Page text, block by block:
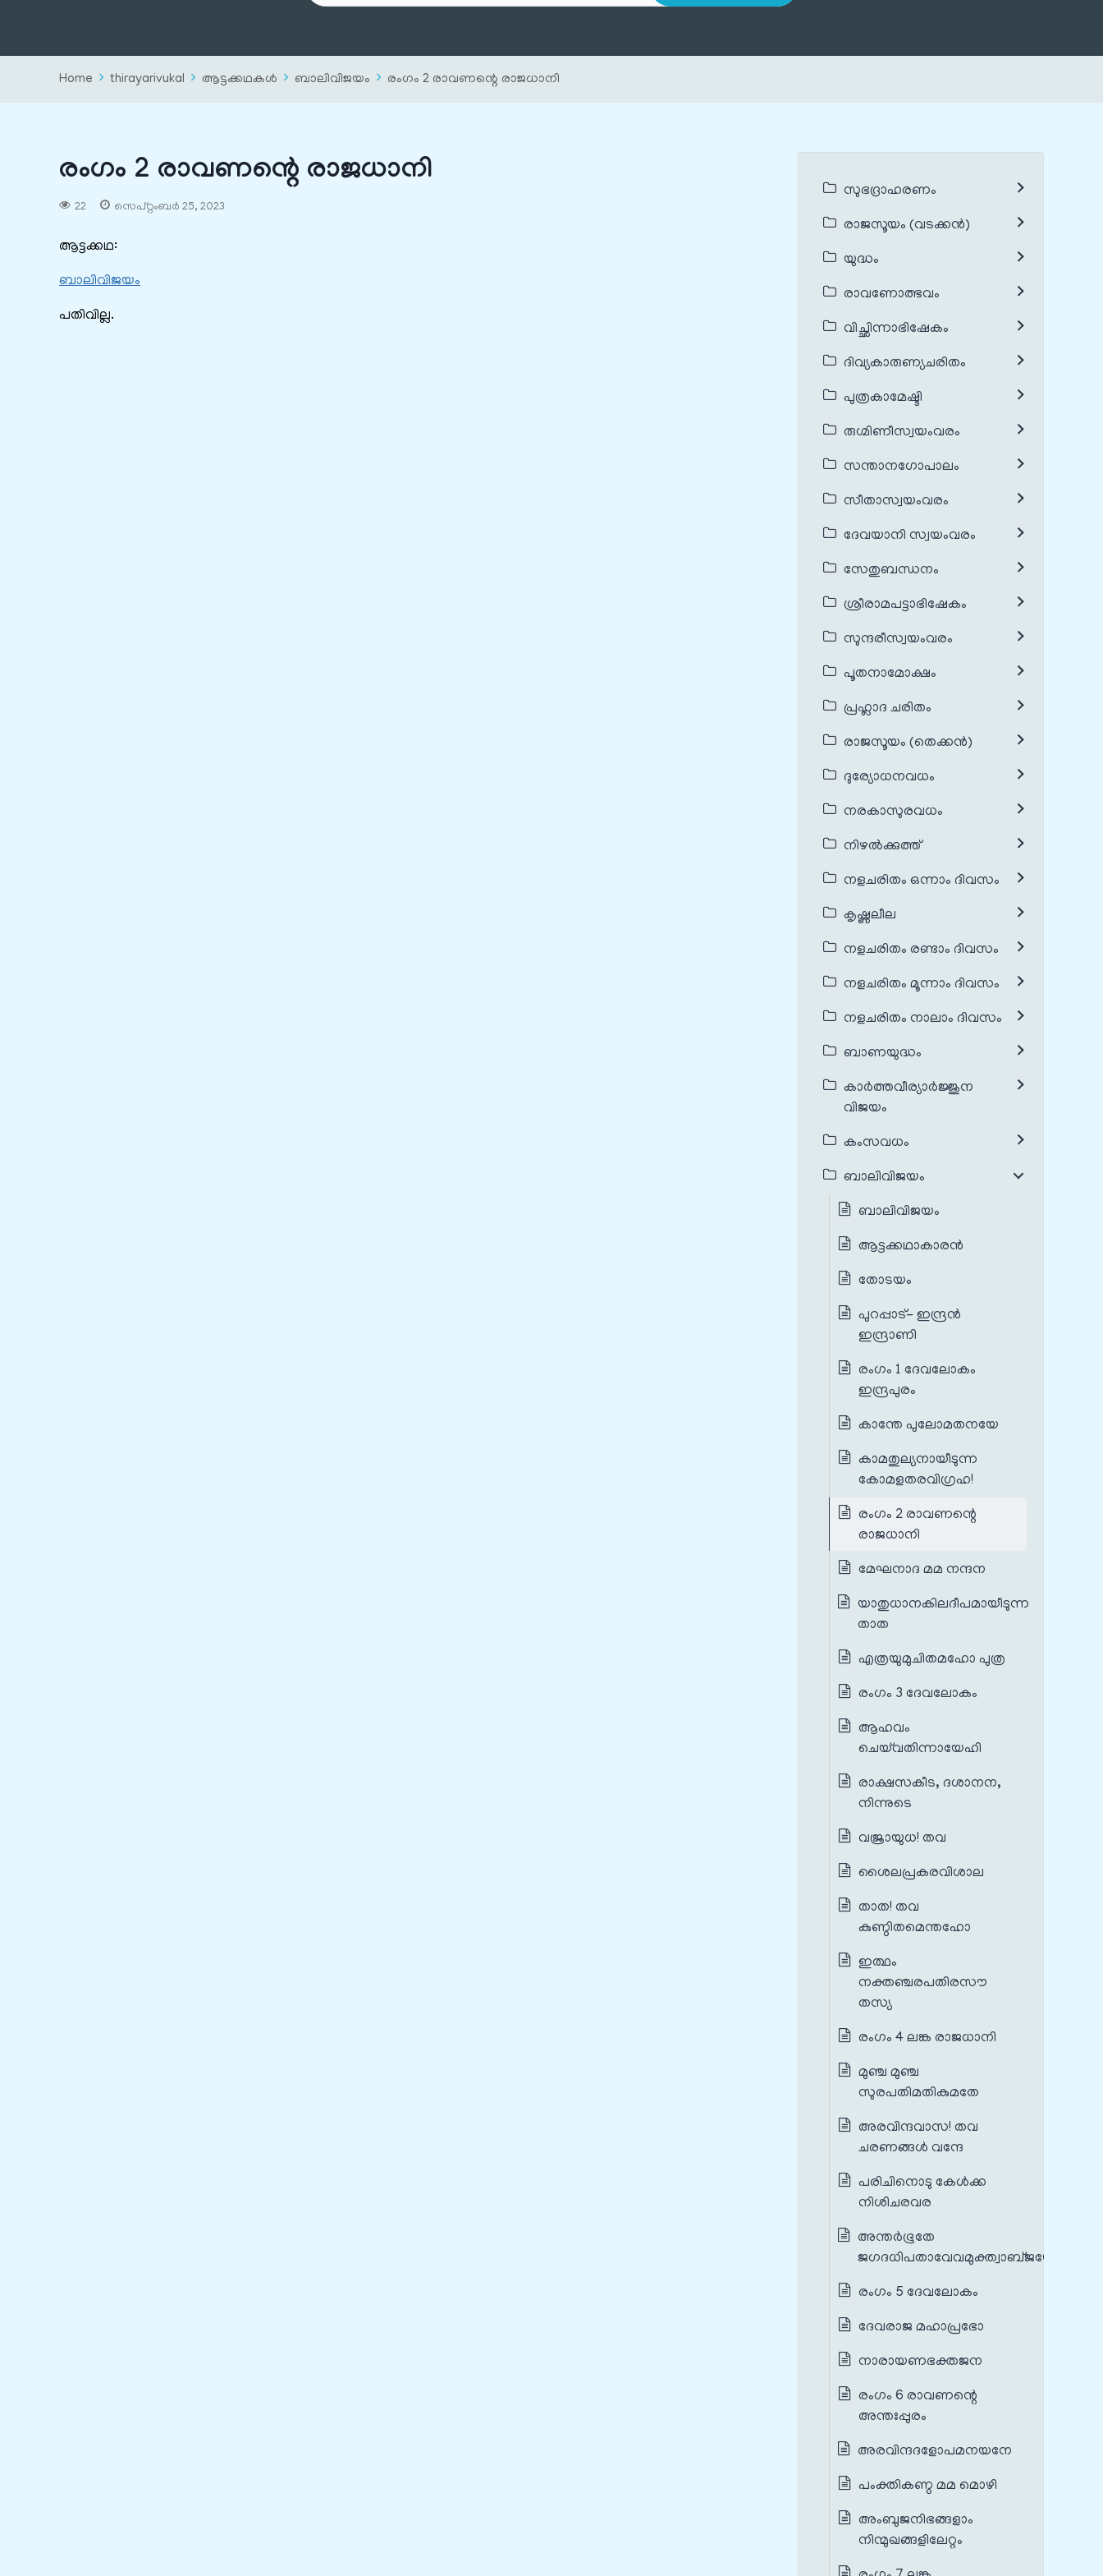
Home thirayarivukal ആട്ടക്കഥകൾ ബാലിവിജയം രംഗം 2 രാവണന്റെ രാജധാനി
രംഗം 2 രാവണന്റെ രാജധാനി
22 സെപ്റ്റംബർ 25, 2023
ആട്ടക്കഥ:
ബാലിവിജയം
പതിവില്ല.
സുഭദ്രാഹരണം
രാജസൂയം (വടക്കൻ)
യുദ്ധം
രാവണോത്ഭവം
വിച്ഛിന്നാഭിഷേകം
ദിവ്യകാരുണ്യചരിതം
പുത്രകാമേഷ്ടി
രുഗ്മിണീസ്വയംവരം
സന്താനഗോപാലം
സീതാസ്വയംവരം
ദേവയാനി സ്വയംവരം
സേതുബന്ധനം
ശ്രീരാമപട്ടാഭിഷേകം
സുന്ദരീസ്വയംവരം
പൂതനാമോക്ഷം
പ്രഹ്ലാദ ചരിതം
രാജസൂയം (തെക്കൻ)
ദുര്യോധനവധം
നരകാസുരവധം
നിഴൽക്കുത്ത്
നളചരിതം ഒന്നാം ദിവസം
കൃഷ്ണലീല
നളചരിതം രണ്ടാം ദിവസം
നളചരിതം മൂന്നാം ദിവസം
നളചരിതം നാലാം ദിവസം
ബാണയുദ്ധം
കാർത്തവീര്യാർജ്ജുന
വിജയം
കംസവധം
ബാലിവിജയം
ബാലിവിജയം
ആട്ടക്കഥാകാരൻ
തോടയം
പുറപ്പാട്- ഇന്ദ്രൻ
ഇന്ദ്രാണി
രംഗം 1 ദേവലോകം
ഇന്ദ്രപുരം
കാന്തേ പുലോമതനയേ
കാമതുല്യനായീടുന്ന
കോമളതരവിഗ്രഹ!
രംഗം 2 രാവണന്റെ
രാജധാനി
മേഘനാദ മമ നന്ദന
യാതുധാനകിലദീപമായീടുന്ന
താത
എത്രയുമുചിതമഹോ പുത്ര
രംഗം 3 ദേവലോകം
ആഹവം
ചെയ്‌വതിന്നായേഹി
രാക്ഷസകീട, ദശാനന,
നിന്നുടെ
വജ്രായുധ! തവ
ശൈലപ്രകരവിശാല
താത! തവ
കുണ്ഠിതമെന്തഹോ
ഇത്ഥം
നക്തഞ്ചരപതിരസൗ
തസ്യ
രംഗം 4 ലങ്ക രാജധാനി
മുഞ്ച മുഞ്ച
സുരപതിമതികുമതേ
അരവിന്ദവാസ! തവ
ചരണങ്ങൾ വന്ദേ
പരിചിനൊടു കേൾക്ക
നിശിചരവര
അന്തർഭൂതേ
ജഗദധിപതാവേവമുക്ത്വാബ്ജയോനൗ
രംഗം 5 ദേവലോകം
ദേവരാജ മഹാപ്രഭോ
നാരായണഭക്തജന
രംഗം 6 രാവണന്റെ
അന്തഃപ്പുരം
അരവിന്ദദളോപമനയനേ
പംക്തികണ്ഠ മമ മൊഴി
അംബുജനിഭങ്ങളാം
നിന്മുഖങ്ങളിലേറ്റം